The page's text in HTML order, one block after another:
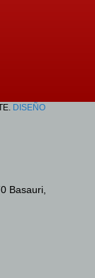
DISEÑO
Basauri,